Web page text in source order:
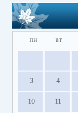
пн вт
3 4
10 11